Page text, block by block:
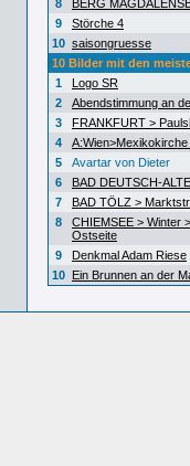
8
BERG
9
Störche 4
10 saisongruesse
10 Bilder mit den
1
Logo SR
2
Abendstimmung an
3
FRANKFURT >
4
5
Avartar von Dieter
6
BAD DEUTSCH-
7
BAD TÖLZ >
8
CHIEMSEE > Winter
Ostseite
9
Denkmal Adam Riese
10 Ein Brunnen an der